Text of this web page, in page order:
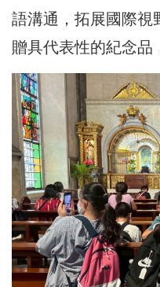
語溝通，拓展國際視
贈具代表性的紀念品